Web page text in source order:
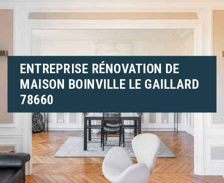
ENTREPRISE RÉNOVATION DE
MAISON BOINVILLE LE GAILLARD
78660